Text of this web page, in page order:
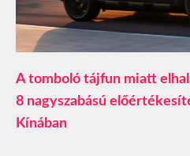
A tomboló tájfun miatt
8 nagyszabású
Kínában